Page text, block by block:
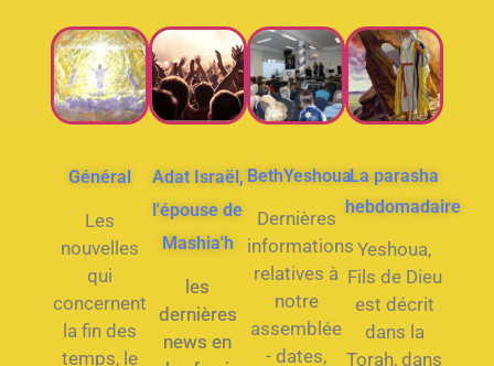
Général
Les
nouvelles
qui
concernent
la fin des
temps, le
Adat Israël,
l'épouse de
Mashia'h
les
dernières
news en
BethYeshoua
Dernières
informations
relatives à
notre
assemblée
- dates,
La parasha
hebdomadaire
Yeshoua,
Fils de Dieu
est décrit
dans la
Torah, dans